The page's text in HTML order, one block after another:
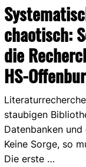
chaotisch:
die
HS-
staubigen
Datenbanken und
Keine Sorge, so
Die erste …